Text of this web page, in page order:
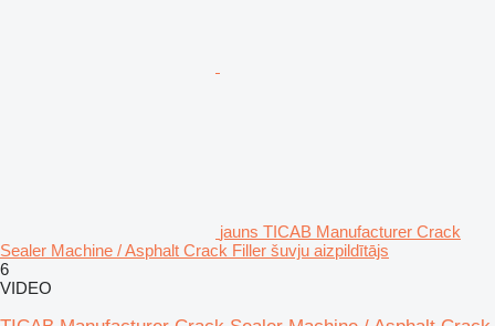
jauns TICAB Manufacturer Crack
Sealer Machine / Asphalt Crack Filler šuvju aizpildītājs
6
VIDEO